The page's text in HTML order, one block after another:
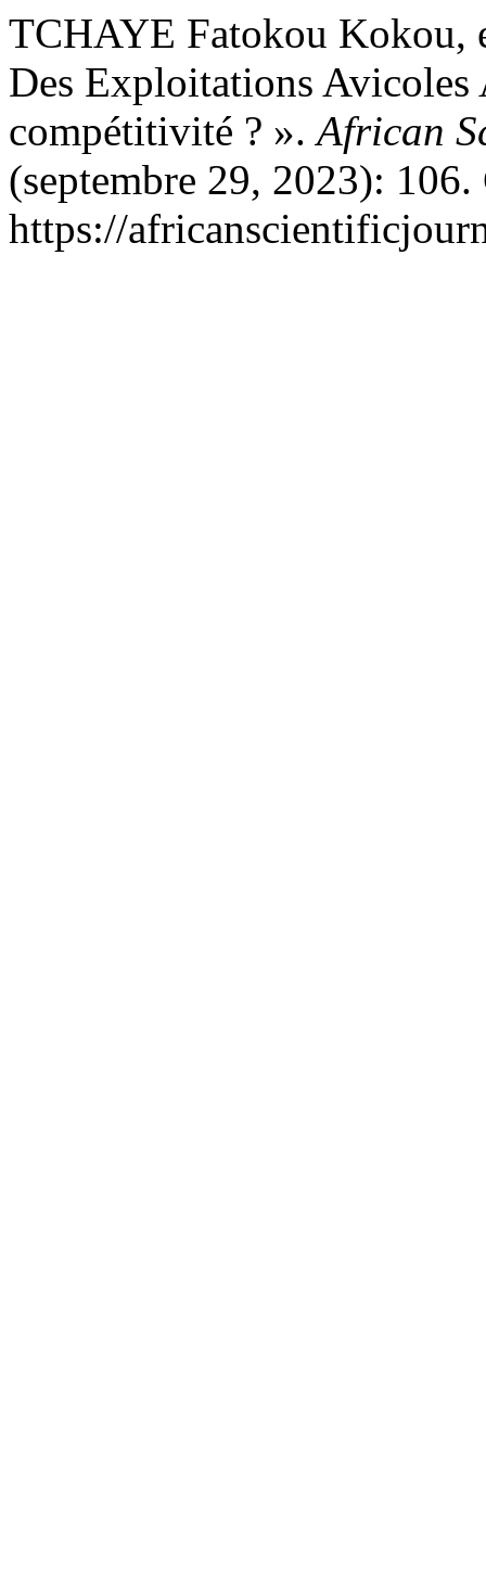
TCHAYE Fatokou
Des Exploitations
compétitivité ? ».African
(septembre 29, 2023):
https://